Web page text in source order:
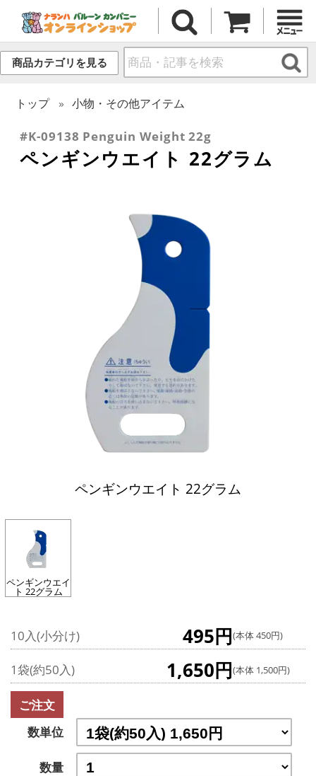
商品カテゴリを見る
トップ 小物・その他アイテム
#K-09138 Penguin Weight 22g
ペンギンウエイト 22グラム
ペンギンウエイト 22グラム
ペンギンウエイ
ト 22グラム
10入(小分け) 495円(本体 450円)
1袋(約50入) 1,650円(本体 1,500円)
ご注文
数単位
数量